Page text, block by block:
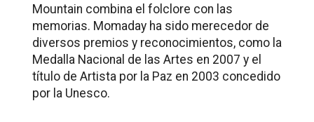
Mountain combina el folclore con las
memorias. Momaday ha sido merecedor de
diversos premios y reconocimientos, como la
Medalla Nacional de las Artes en 2007 y el
título de Artista por la Paz en 2003 concedido
por la Unesco.